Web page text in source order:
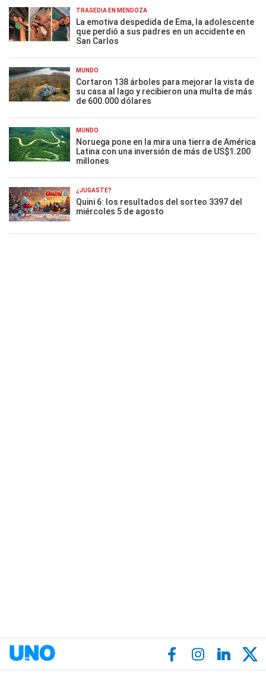
TRAGEDIA EN MENDOZA
La emotiva despedida de Ema, la adolescente
que perdió a sus padres en un accidente en
San Carlos
MUNDO
Cortaron 138 árboles para mejorar la vista de
su casa al lago y recibieron una multa de más
de 600.000 dólares
MUNDO
Noruega pone en la mira una tierra de América
Latina con una inversión de más de US$1.200
millones
¿JUGASTE?
Quini 6: los resultados del sorteo 3397 del
miércoles 5 de agosto